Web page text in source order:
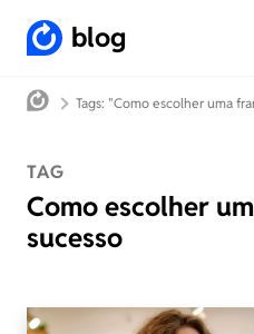
blog
Tags: "Como escolher uma
TAG
Como escolher
sucesso